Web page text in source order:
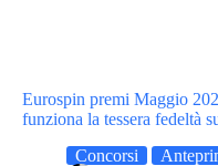
Eurospin premi Maggio
funziona la tessera fedeltà
Concorsi